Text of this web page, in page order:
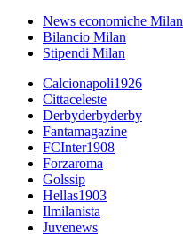
News economiche Milan
Bilancio Milan
Stipendi Milan
Calcionapoli1926
Cittaceleste
Derbyderbyderby
Fantamagazine
FCInter1908
Forzaroma
Golssip
Hellas1903
Ilmilanista
Juvenews